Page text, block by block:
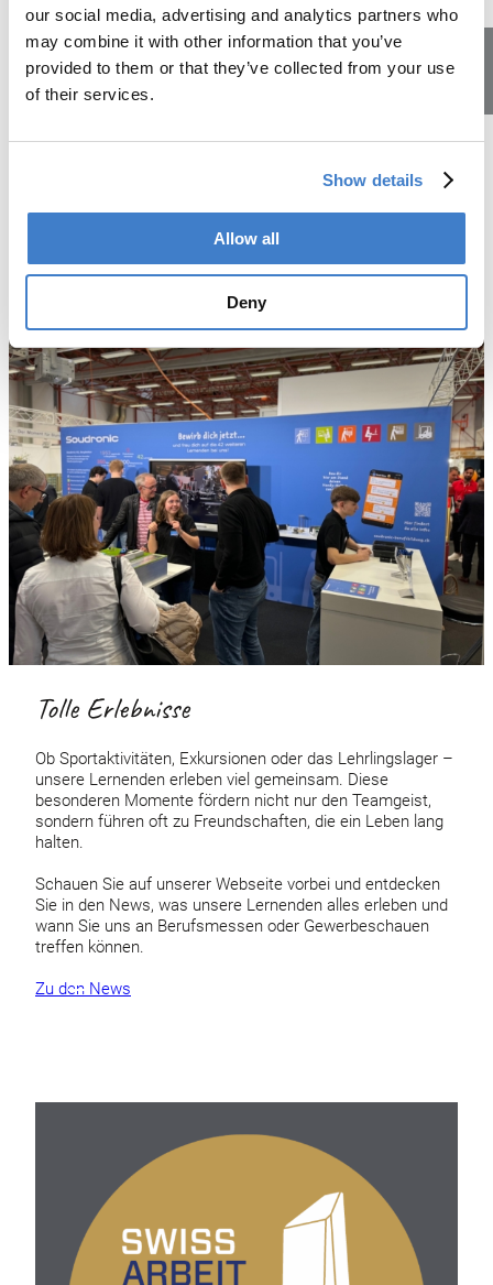
our social media, advertising and analytics partners who
may combine it with other information that you’ve
provided to them or that they’ve collected from your use
of their services.
Show details
Allow all
Deny
Wie es Ihrer Tochter oder Ihrem Sohn während der
Lehrzeit geht und was sich bei Soudronic sonst so tut,
erfahren Sie nicht nur beim Abendessen, sondern auch
direkt von uns.
Mit unserem persönlichen Newsletter an die
und laden Sie regelmässig zu Besuchsnachmittagen ein.
Tolle Erlebnisse
Ob Sportaktivitäten, Exkursionen oder das Lehrlingslager –
unsere Lernenden erleben viel gemeinsam. Diese
besonderen Momente fördern nicht nur den Teamgeist,
sondern führen oft zu Freundschaften, die ein Leben lang
halten.
Schauen Sie auf unserer Webseite vorbei und entdecken
Sie in den News, was unsere Lernenden alles erleben und
wann Sie uns an Berufsmessen oder Gewerbeschauen
treffen können.
Zu den News